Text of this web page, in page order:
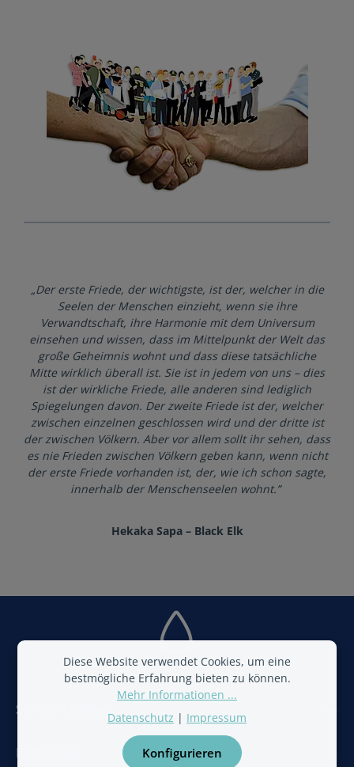
„Der erste Friede, der wichtigste, ist der, welcher in die
Seelen der Menschen einzieht, wenn sie ihre
Verwandtschaft, ihre Harmonie mit dem Universum
einsehen und wissen, dass im Mittelpunkt der Welt das
große Geheimnis wohnt und dass diese tatsächliche
Mitte wirklich überall ist. Sie ist in jedem von uns – dies
ist der wirkliche Friede, alle anderen sind lediglich
Spiegelungen davon. Der zweite Friede ist der, welcher
zwischen einzelnen geschlossen wird und der dritte ist
der zwischen Völkern. Aber vor allem sollt ihr sehen, dass
es nie Frieden zwischen Völkern geben kann, wenn nicht
der erste Friede vorhanden ist, der, wie ich schon sagte,
innerhalb der Menschenseelen wohnt.”
Hekaka Sapa – Black Elk
Service-Hotline
Bestwater
Diese Website verwendet Cookies, um eine
bestmögliche Erfahrung bieten zu können.
Mehr Informationen ...
Datenschutz | Impressum
Konfigurieren